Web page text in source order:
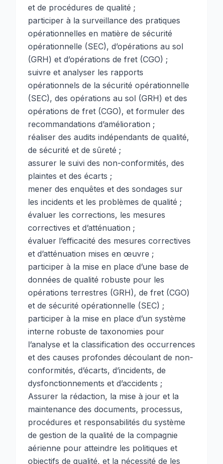
et de procédures de qualité ;
participer à la surveillance des pratiques
opérationnelles en matière de sécurité
opérationnelle (SEC), d’opérations au sol
(GRH) et d’opérations de fret (CGO) ;
suivre et analyser les rapports
opérationnels de la sécurité opérationnelle
(SEC), des opérations au sol (GRH) et des
opérations de fret (CGO), et formuler des
recommandations d’amélioration ;
réaliser des audits indépendants de qualité,
de sécurité et de sûreté ;
assurer le suivi des non-conformités, des
plaintes et des écarts ;
mener des enquêtes et des sondages sur
les incidents et les problèmes de qualité ;
évaluer les corrections, les mesures
correctives et d’atténuation ;
évaluer l’efficacité des mesures correctives
et d’atténuation mises en œuvre ;
participer à la mise en place d’une base de
données de qualité robuste pour les
opérations terrestres (GRH), de fret (CGO)
et de sécurité opérationnelle (SEC) ;
participer à la mise en place d’un système
interne robuste de taxonomies pour
l’analyse et la classification des occurrences
et des causes profondes découlant de non-
conformités, d’écarts, d’incidents, de
dysfonctionnements et d’accidents ;
Assurer la rédaction, la mise à jour et la
maintenance des documents, processus,
procédures et responsabilités du système
de gestion de la qualité de la compagnie
aérienne pour atteindre les politiques et
objectifs de qualité, et la nécessité de les